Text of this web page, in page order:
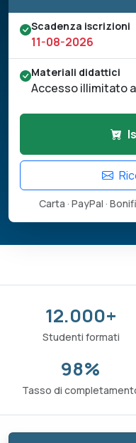
Scadenza iscrizioni
11-08-2026
Materiali didattici
Accesso illimitato
Carta · PayPal ·
12.000+
Studenti formati
98%
Tasso di